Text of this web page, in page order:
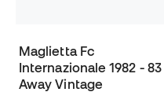
Maglietta Fc
Internazionale 1982 - 83
Away Vintage